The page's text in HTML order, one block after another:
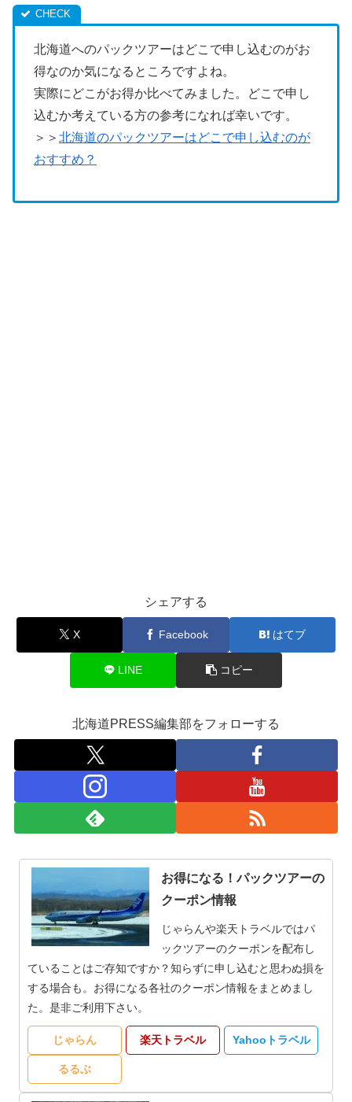
北海道へのパックツアーはどこで申し込むのがお
得なのか気になるところですよね。
実際にどこがお得か比べてみました。どこで申し
込むか考えている方の参考になれば幸いです。
＞＞ 北海道のパックツアーはどこで申し込むのが
おすすめ？
シェアする
X Facebook はてブ
LINE コピー
北海道PRESS編集部をフォローする
お得になる！パックツアーの
クーポン情報
じゃらんや楽天トラベルではパ
ックツアーのクーポンを配布し
ていることはご存知ですか？知らずに申し込むと思わぬ損を
する場合も。お得になる各社のクーポン情報をまとめまし
た。是非ご利用下さい。
じゃらん 楽天トラベル Yahooトラベル
るるぶ